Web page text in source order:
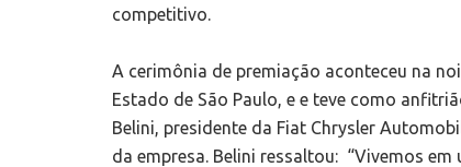
competitivo.
A cerimônia de premiação aconteceu na
Estado de São Paulo, e e teve como
Belini, presidente da Fiat Chrysler
da empresa. Belini ressaltou: “Vivemos